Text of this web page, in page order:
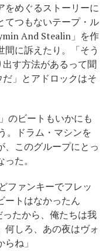
をめぐるストーリーに
てつもないテープ・ル
And Stealin」を作
間に訴えたり。「そう
す方法があるって聞
」とアドロックはそ
のビートもいかにも
。ドラム・マシンを
、このグループにとっ
た。
ファンキーでフレッ
ートはなかったん
たから、俺たちは我
何しろ、あの夜はヴォ
ね」